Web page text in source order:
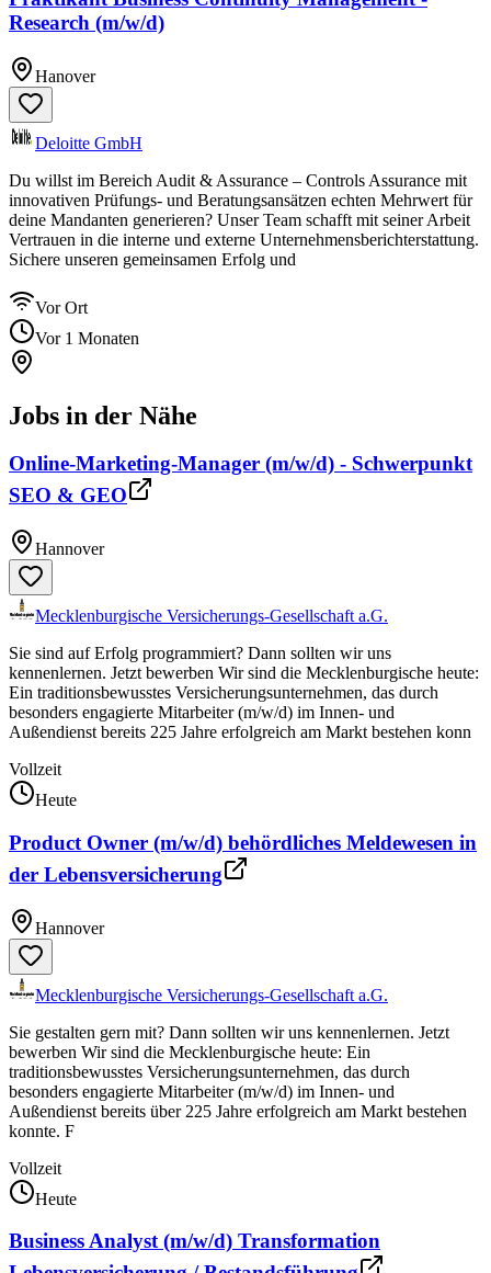
Research (m/w/d)
Hanover
Deloitte GmbH
Du willst im Bereich Audit & Assurance – Controls Assurance mit
innovativen Prüfungs- und Beratungsansätzen echten Mehrwert für
deine Mandanten generieren? Unser Team schafft mit seiner Arbeit
Vertrauen in die interne und externe Unternehmensberichterstattung.
Sichere unseren gemeinsamen Erfolg und
Vor Ort
Vor 1 Monaten
Jobs in der Nähe
Online-Marketing-Manager (m/w/d) - Schwerpunkt
SEO & GEO
Hannover
Mecklenburgische Versicherungs-Gesellschaft a.G.
Sie sind auf Erfolg programmiert? Dann sollten wir uns
kennenlernen. Jetzt bewerben Wir sind die Mecklenburgische heute:
Ein traditionsbewusstes Versicherungsunternehmen, das durch
besonders engagierte Mitarbeiter (m/w/d) im Innen- und
Außendienst bereits 225 Jahre erfolgreich am Markt bestehen konn
Vollzeit
Heute
Product Owner (m/w/d) behördliches Meldewesen in
der Lebensversicherung
Hannover
Mecklenburgische Versicherungs-Gesellschaft a.G.
Sie gestalten gern mit? Dann sollten wir uns kennenlernen. Jetzt
bewerben Wir sind die Mecklenburgische heute: Ein
traditionsbewusstes Versicherungsunternehmen, das durch
besonders engagierte Mitarbeiter (m/w/d) im Innen- und
Außendienst bereits über 225 Jahre erfolgreich am Markt bestehen
konnte. F
Vollzeit
Heute
Business Analyst (m/w/d) Transformation